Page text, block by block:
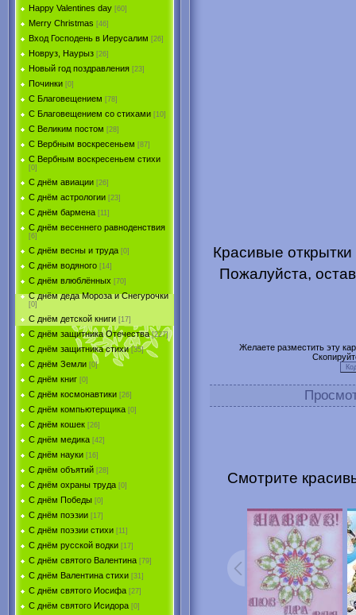
Happy Valentines day [60]
Merry Christmas [46]
Вход Господень в Иерусалим [26]
Новруз, Наурыз [26]
Новый год поздравления [23]
Починки [0]
С Благовещением [78]
С Благовещением со стихами [10]
С Великим постом [28]
С Вербным воскресеньем [87]
С Вербным воскресеньем стихи
[0]
С днём авиации [26]
С днём астрологии [23]
С днём бармена [11]
С днём весеннего равноденствия
[6]
С днём весны и труда [0]
С днём водяного [14]
С днём влюблённых [70]
С днём деда Мороза и Снегурочки
[0]
С днём детской книги [17]
С днём защитника Отечества [227]
С днём защитника стихи [35]
С днём Земли [0]
С днём книг [0]
С днём космонавтики [26]
С днём компьютерщика [0]
С днём кошек [26]
С днём медика [42]
С днём науки [16]
С днём объятий [28]
С днём охраны труда [0]
С днём Победы [0]
С днём поэзии [17]
С днём поэзии стихи [11]
С днём русской водки [17]
С днём святого Валентина [79]
С днём Валентина стихи [31]
С днём святого Иосифа [27]
С днём святого Исидора [0]
Красивые
Пожалуйста,
Желаете разместить эту
Смотрите